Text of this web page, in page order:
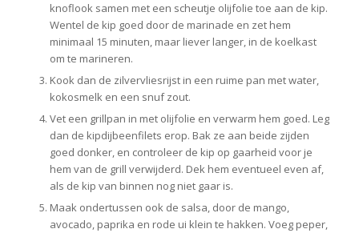
knoflook samen met een scheutje olijfolie toe aan de kip.
Wentel de kip goed door de marinade en zet hem
minimaal 15 minuten, maar liever langer, in de koelkast
om te marineren.
Kook dan de zilvervliesrijst in een ruime pan met water,
kokosmelk en een snuf zout.
Vet een grillpan in met olijfolie en verwarm hem goed. Leg
dan de kipdijbeenfilets erop. Bak ze aan beide zijden
goed donker, en controleer de kip op gaarheid voor je
hem van de grill verwijderd. Dek hem eventueel even af,
als de kip van binnen nog niet gaar is.
Maak ondertussen ook de salsa, door de mango,
avocado, paprika en rode ui klein te hakken. Voeg peper,